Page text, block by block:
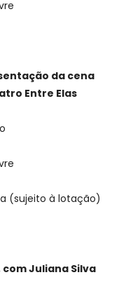
da cena
Entre Elas
(sujeito à lotação)
Juliana Silva